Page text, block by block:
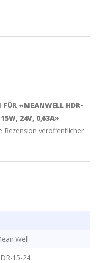
FÜR «MEANWELL HDR-
24V, 0,63A»
Rezension veröffentlichen
Well
15-24